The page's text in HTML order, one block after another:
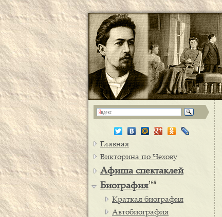
Главная
Викторина по Чехову
Афиша спектаклей
Биография166
Краткая биография
Автобиография